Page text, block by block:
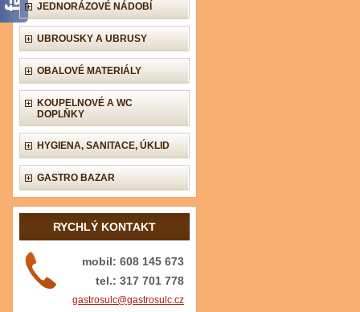
JEDNORÁZOVÉ NÁDOBÍ
UBROUSKY A UBRUSY
OBALOVÉ MATERIÁLY
KOUPELNOVÉ A WC
DOPLŇKY
HYGIENA, SANITACE, ÚKLID
GASTRO BAZAR
RYCHLÝ KONTAKT
mobil: 608 145 673
tel.: 317 701 778
gastrosulc@gastrosulc.cz